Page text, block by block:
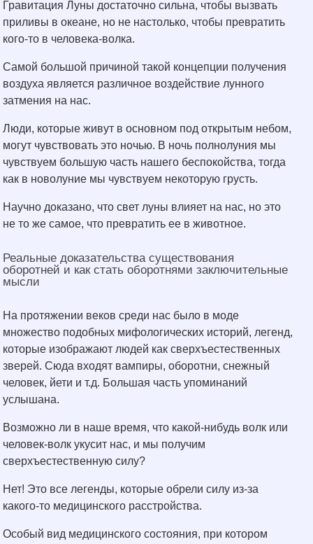
Гравитация Луны достаточно сильна, чтобы вызвать
приливы в океане, но не настолько, чтобы превратить
кого-то в человека-волка.
Самой большой причиной такой концепции получения
воздуха является различное воздействие лунного
затмения на нас.
Люди, которые живут в основном под открытым небом,
могут чувствовать это ночью. В ночь полнолуния мы
чувствуем большую часть нашего беспокойства, тогда
как в новолуние мы чувствуем некоторую грусть.
Научно доказано, что свет луны влияет на нас, но это
не то же самое, что превратить ее в животное.
Реальные доказательства существования
оборотней и как стать оборотнями заключительные
мысли
На протяжении веков среди нас было в моде
множество подобных мифологических историй, легенд,
которые изображают людей как сверхъестественных
зверей. Сюда входят вампиры, оборотни, снежный
человек, йети и т.д. Большая часть упоминаний
услышана.
Возможно ли в наше время, что какой-нибудь волк или
человек-волк укусит нас, и мы получим
сверхъестественную силу?
Нет! Это все легенды, которые обрели силу из-за
какого-то медицинского расстройства.
Особый вид медицинского состояния, при котором